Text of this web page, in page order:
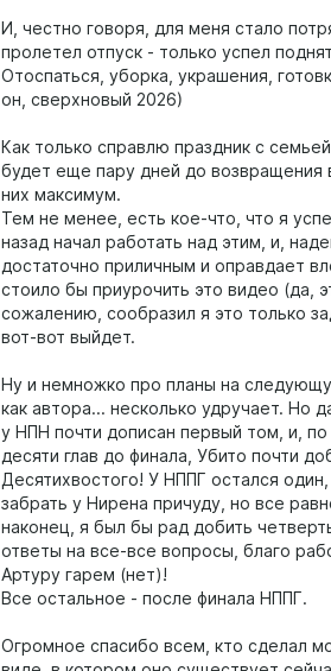
И, честно говоря, для меня стало
пролетел отпуск - только успел
Отоспаться, уборка, украшения,
он, сверхновый 2026)
Как только справлю праздник с
будет еще пару дней до возвращения
них максимум.
Тем не менее, есть кое-что, что я
назад начал работать над этим, и,
достаточно приличным и оправдает
стоило бы приурочить это видео (да,
сожалению, сообразил я это только
вот-вот выйдет.
Ну и немножко про планы на
как автора... несколько удручает. Но
у НПН почти дописан первый том, и,
десяти глав до финала, Убито почти
Десятихвостого! У НППГ остался
забрать у Нирена причуду, но все
наконец, я был бы рад добить
ответы на все-все вопросы, благо
Артуру гарем (нет)!
Все остальное - после финала НППГ.
Огромное спасибо всем, кто сделал